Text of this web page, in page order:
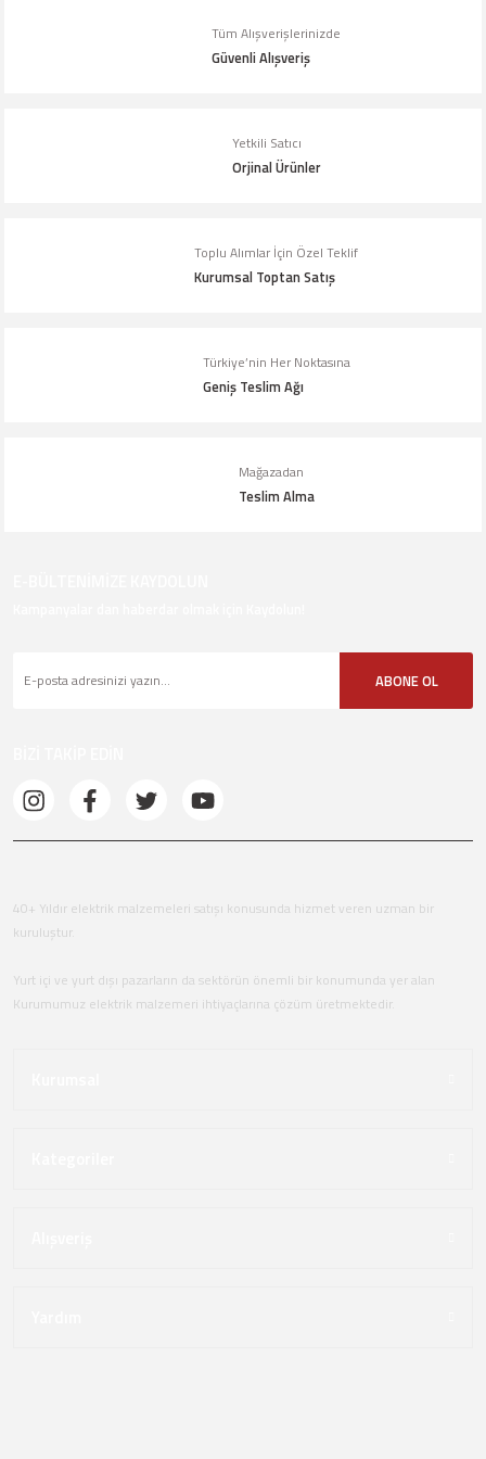
Ürün açıklamasında eksik bilgiler bulunuyor.
Bu ürüne benzer farklı alternatifler olmalı.
Tüm Alışverişlerinizde
Güvenli Alışveriş
Yetkili Satıcı
Orjinal Ürünler
Toplu Alımlar İçin Özel Teklif
Kurumsal Toptan Satış
Türkiye’nin Her Noktasına
Geniş Teslim Ağı
Mağazadan
Teslim Alma
ABONE OL
40+ Yıldır elektrik malzemeleri satışı konusunda hizmet veren uzman bir
kuruluştur.
Yurt içi ve yurt dışı pazarların da sektörün önemli bir konumunda yer alan
Kurumumuz elektrik malzemeri ihtiyaçlarına çözüm üretmektedir.